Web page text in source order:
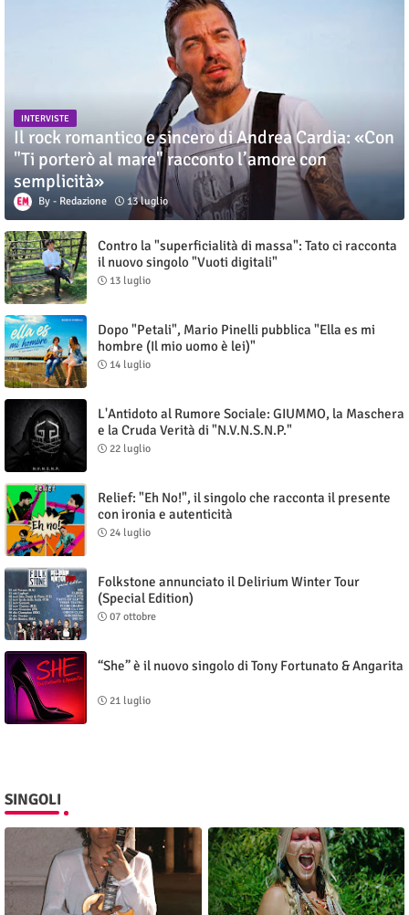
INTERVISTE
Il rock romantico e sincero di Andrea Cardia: «Con
"Ti porterò al mare" racconto l’amore con
semplicità»
Redazione 13 luglio
Contro la "superficialità di massa": Tato ci racconta
il nuovo singolo "Vuoti digitali"
13 luglio
Dopo "Petali", Mario Pinelli pubblica "Ella es mi
hombre (Il mio uomo è lei)"
14 luglio
L'Antidoto al Rumore Sociale: GIUMMO, la Maschera
e la Cruda Verità di "N.V.N.S.N.P."
22 luglio
Relief: "Eh No!", il singolo che racconta il presente
con ironia e autenticità
24 luglio
Folkstone annunciato il Delirium Winter Tour
(Special Edition)
07 ottobre
“She” è il nuovo singolo di Tony Fortunato & Angarita
21 luglio
SINGOLI